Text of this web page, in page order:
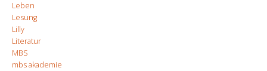
Leben
Lesung
Lilly
Literatur
MBS
mbs akademie